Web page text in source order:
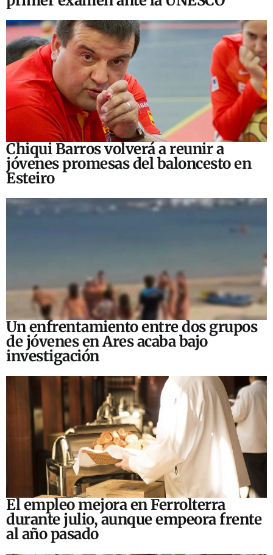
Chiqui Barros volverá a reunir a
jóvenes promesas del baloncesto en
Esteiro
Un enfrentamiento entre dos grupos
de jóvenes en Ares acaba bajo
investigación
El empleo mejora en Ferrolterra
durante julio, aunque empeora frente
al año pasado